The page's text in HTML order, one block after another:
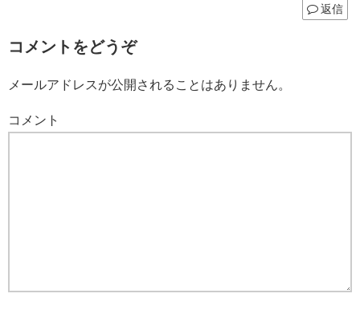
返信
コメントをどうぞ
メールアドレスが公開されることはありません。
コメント